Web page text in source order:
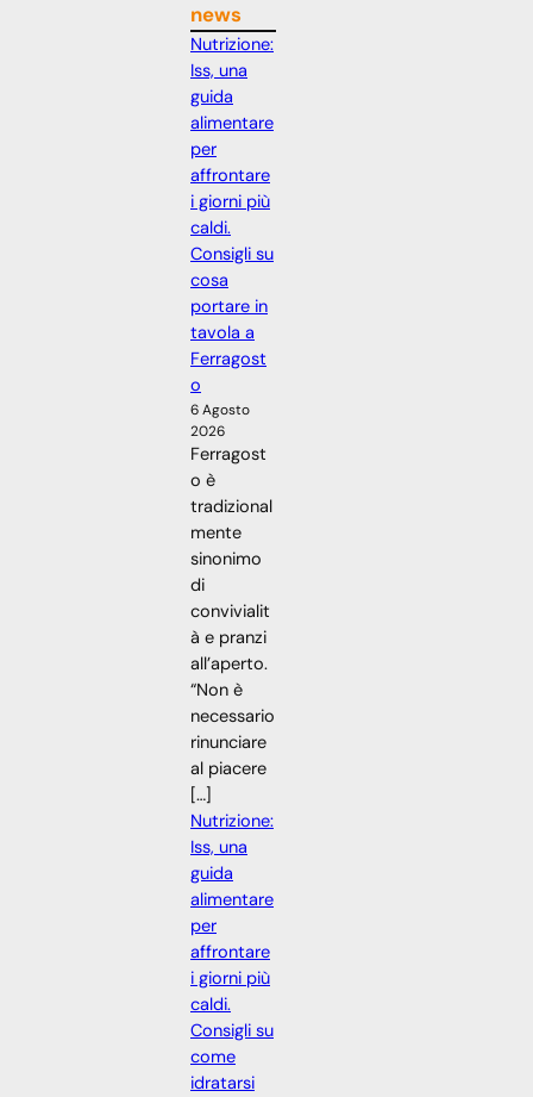
news
Nutrizione:
Iss, una
guida
alimentare
per
affrontare
i giorni più
caldi.
Consigli su
cosa
portare in
tavola a
Ferragost
o
6 Agosto
2026
Ferragost
o è
tradizional
mente
sinonimo
di
convivialit
à e pranzi
all’aperto.
“Non è
necessario
rinunciare
al piacere
[…]
Nutrizione:
Iss, una
guida
alimentare
per
affrontare
i giorni più
caldi.
Consigli su
come
idratarsi